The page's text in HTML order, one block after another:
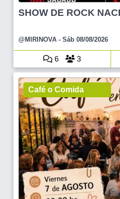
SHOW DE ROCK
@MIRINOVA - Sáb 08/08/2026
6 3
Café o Comida